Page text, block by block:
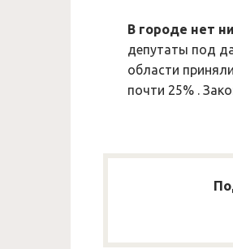
В городе нет
депутаты под
области
почти 25% .